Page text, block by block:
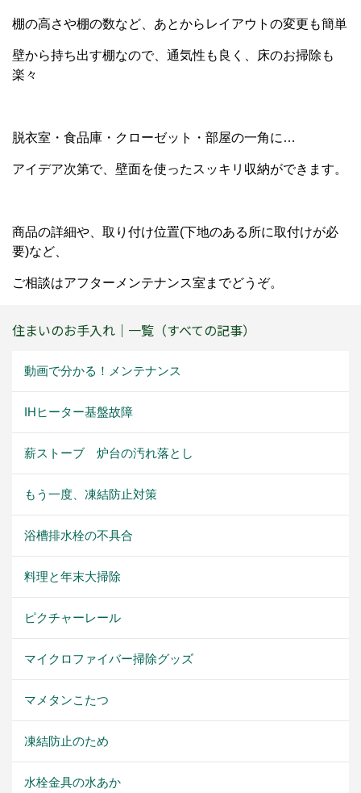
棚の高さや棚の数など、あとからレイアウトの変更も簡単
壁から持ち出す棚なので、通気性も良く、床のお掃除も
楽々
脱衣室・食品庫・クローゼット・部屋の一角に…
アイデア次第で、壁面を使ったスッキリ収納ができます。
商品の詳細や、取り付け位置(下地のある所に取付けが必
要)など、
ご相談はアフターメンテナンス室までどうぞ。
住まいのお手入れ｜一覧（すべての記事）
動画で分かる！メンテナンス
IHヒーター基盤故障
薪ストーブ 炉台の汚れ落とし
もう一度、凍結防止対策
浴槽排水栓の不具合
料理と年末大掃除
ピクチャーレール
マイクロファイバー掃除グッズ
マメタンこたつ
凍結防止のため
水栓金具の水あか